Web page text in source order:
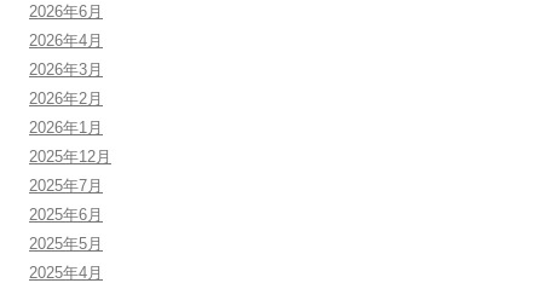
2026年6月
2026年4月
2026年3月
2026年2月
2026年1月
2025年12月
2025年7月
2025年6月
2025年5月
2025年4月